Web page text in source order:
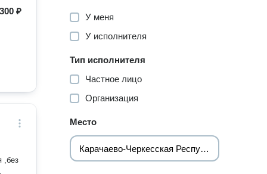
300 ₽
,без
У меня
У исполнителя
Тип исполнителя
Частное лицо
Организация
Место